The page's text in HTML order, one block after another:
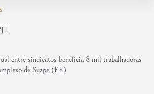
entre sindicatos beneficia 8 mil trabalhadoras
de Suape (PE)